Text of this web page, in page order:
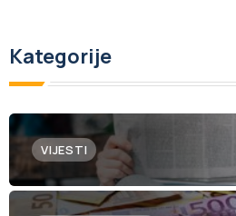
Kategorije
VIJESTI